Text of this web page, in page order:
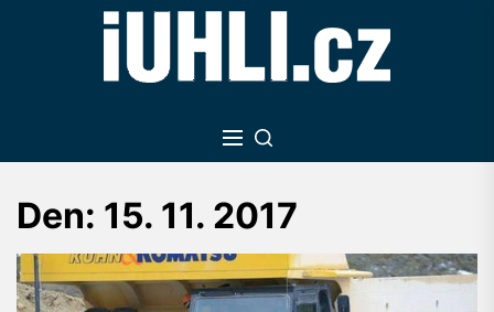
Den: 15. 11. 2017